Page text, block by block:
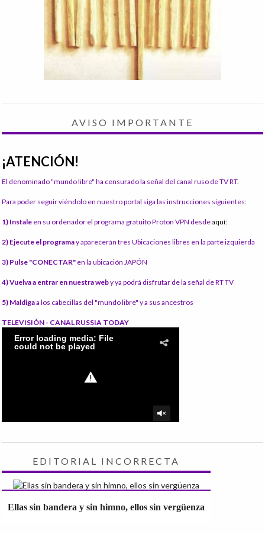
AVISO IMPORTANTE
¡ATENCIÓN!
El denominado "mundo libre" ha censurado la señal del canal ruso de TV RT.
Para poder seguir viéndolo en nuestro portal siga las instrucciones siguientes:
1) Instale en su ordenador el programa gratuito Proton VPN desdeaquí:
2) Ejecute el programay aparecerán tres Ubicaciones libres en la parte izquierda
3) Pulse "CONECTAR" en la ubicación JAPÓN
4) Vuelva a entrar en nuestra weby ya podrá disfrutar de la señal de RT TV
5) Maldigaa los cabecillas del "mundo libre" y a sus ancestros
TELEVISIÓN - CANAL RUSSIA TODAY
EDITORIAL INCORRECTA
Ellas sin bandera y sin himno, ellos sin vergüenza